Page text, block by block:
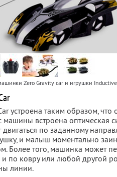
Zero Gravity car и игрушки
устроена таким образом, что
встроена оптическая
по заданному
и малыш моментально
Более того, машинка может
и по ковру или любой другой
линии.